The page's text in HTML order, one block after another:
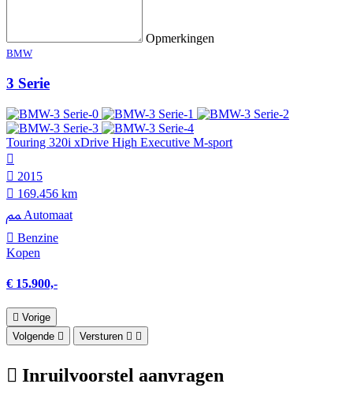
Opmerkingen
BMW
3 Serie
Touring 320i xDrive High Executive M-sport
2015
169.456 km
Automaat
Benzine
Kopen
€ 15.900,-
Vorige
Volgende
Versturen
Inruilvoorstel aanvragen